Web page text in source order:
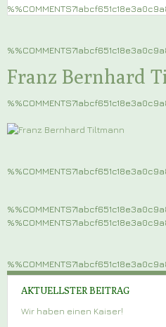
Franz Bernhard
AKTUELLSTER BEITRAG
Wir haben einen Kaiser!